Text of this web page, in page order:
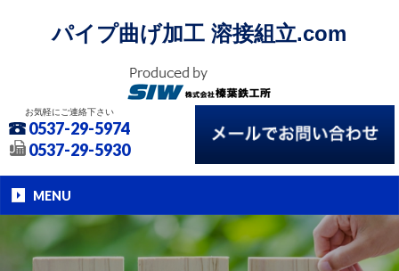
パイプ曲げ加工 溶接組立.com
お気軽にご連絡下さい
0537-29-5974
0537-29-5930
MENU